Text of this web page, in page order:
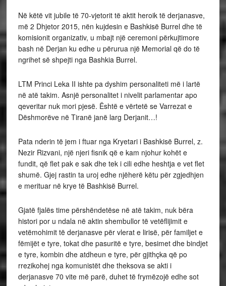
Në këtë vit jubile të 70-vjetorit të aktit heroik të derjanasve,
më 2 Dhjetor 2015, nën kujdesin e Bashkisë Burrel dhe të
komisionit organizativ, u mbajt një ceremoni përkujtimore
bash në Derjan ku edhe u përurua një Memorial që do të
ngrihet së shpejti nga Bashkia Burrel.
LTM Princi Leka II ishte pa dyshim personaliteti më i lartë
në atë takim. Asnjë personalitet i nivelit parlamentar apo
qeveritar nuk mori pjesë. Është e vërtetë se Varrezat e
Dëshmorëve në Tiranë janë larg Derjanit…!
Pata nderin të jem i ftuar nga Kryetari i Bashkisë Burrel, z.
Nezir Rizvani, një njeri fisnik që e kam njohur kohët e
fundit, që flet pak e sak dhe tek i cili edhe heshtja e vet flet
shumë. Gjej rastin ta uroj edhe njëherë këtu për zgjedhjen
e merituar në krye të Bashkisë Burrel.
Gjatë fjalës time përshëndetëse në atë takim, nuk bëra
histori por u ndala në aktin shembullor të vetëflijimit e
vetëmohimit të derjanasve për vlerat e lirisë, për familjet e
fëmijët e tyre, tokat dhe pasuritë e tyre, besimet dhe bindjet
e tyre, kombin dhe atdheun e tyre, për gjithçka që po
rrezikohej nga komunistët dhe theksova se akti i
derjanasve 70 vite më parë, duhet të frymëzojë edhe sot